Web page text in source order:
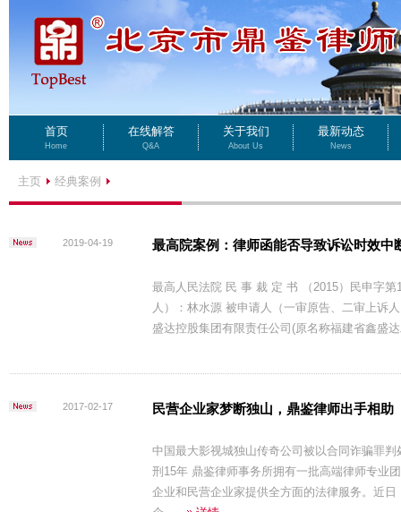
首页
Home
在线解答
Q&A
关于我们
About Us
最新动态
News
主页 经典案例
2019-04-19 最高院案例：律师函能否导致诉讼时效中
最高人民法院 民 事 裁 定 书 （2015）民申字
人）：林水源 被申请人（一审原告、二审上诉
盛达控股集团有限责任公司(原名称福建省鑫
2017-02-17 民营企业家梦断独山，鼎鉴律师出手相助
中国最大影视城独山传奇公司被以合同诈骗罪
刑15年 鼎鉴律师事务所拥有一批高端律师专业
企业和民营企业家提供全方面的法律服务。近